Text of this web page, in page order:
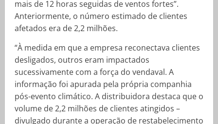
mais de 12 horas seguidas de ventos fortes”.
Anteriormente, o número estimado de clientes
afetados era de 2,2 milhões.
“À medida em que a empresa reconectava clientes
desligados, outros eram impactados
sucessivamente com a força do vendaval. A
informação foi apurada pela própria companhia
pós-evento climático. A distribuidora destaca que o
volume de 2,2 milhões de clientes atingidos –
divulgado durante a operação de restabelecimento